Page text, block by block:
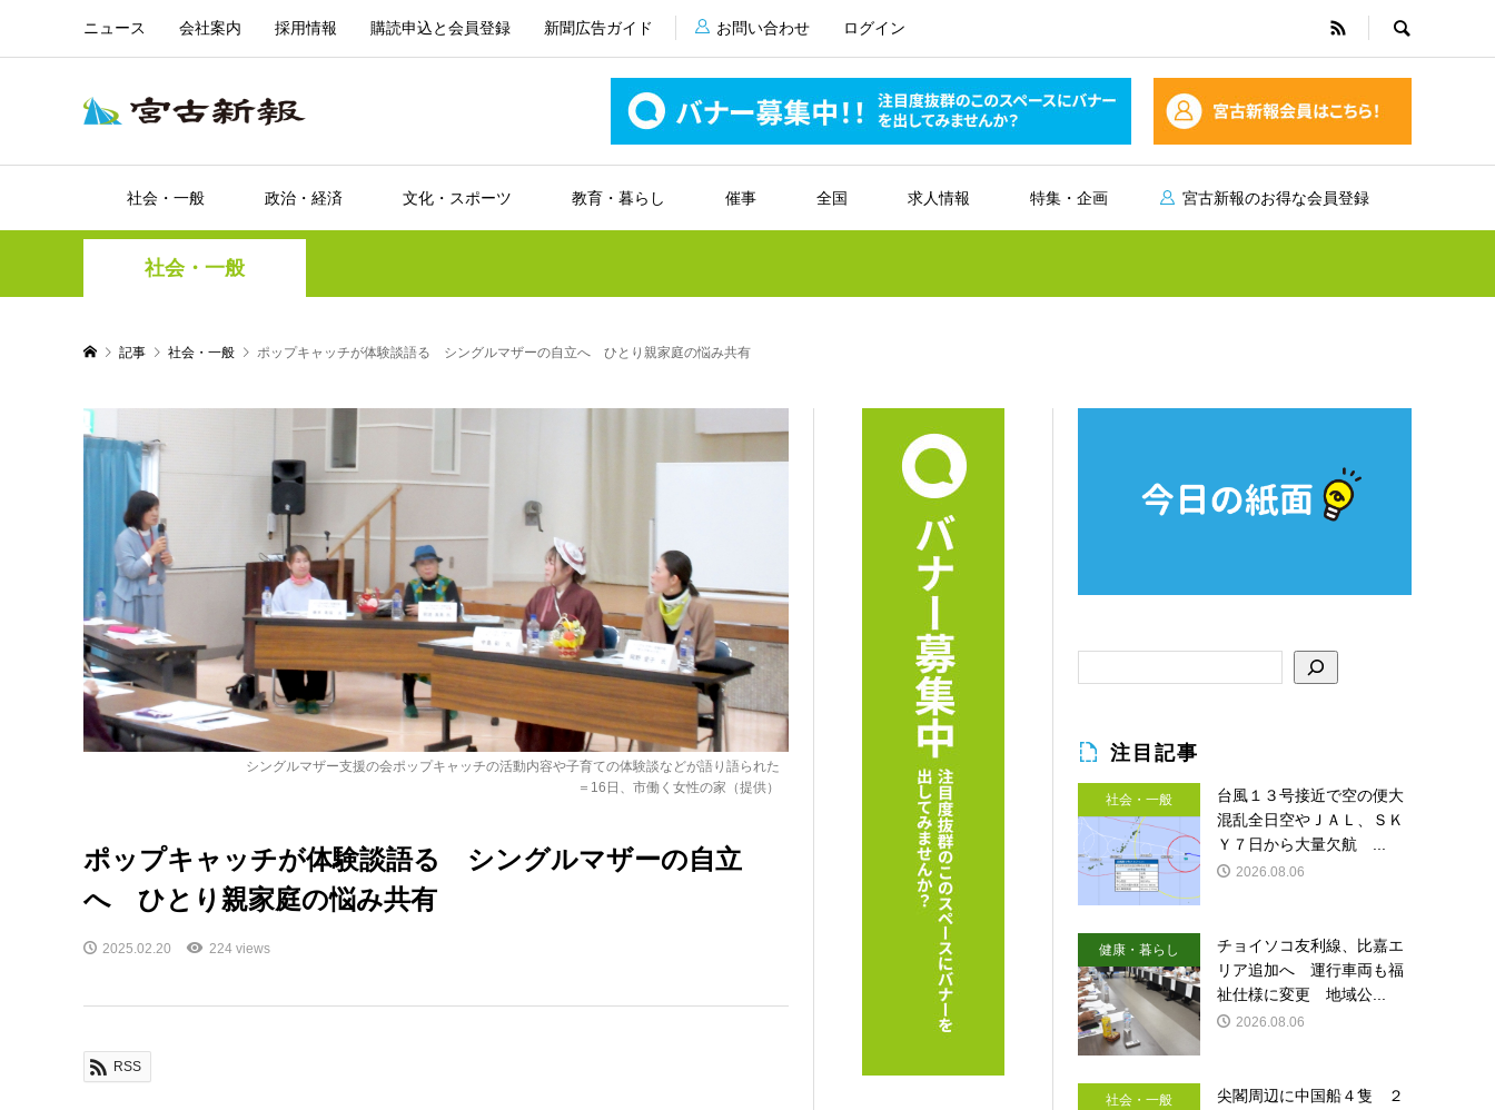
ニュース 会社案内 採用情報 購読申込と会員登録 新聞広告ガイド お問い合わせ ログイン
社会・一般 政治・経済 文化・スポーツ 教育・暮らし 催事 全国 求人情報 特集・企画 宮古新報のお得な会員登録
社会・一般
記事 社会・一般 ポップキャッチが体験談語る シングルマザーの自立へ ひとり親家庭の悩み共有
シングルマザー支援の会ポップキャッチの活動内容や子育ての体験談などが語り語られた
＝16日、市働く女性の家（提供）
ポップキャッチが体験談語る シングルマザーの自立
へ ひとり親家庭の悩み共有
2025.02.20 224 views
RSS
注目記事
社会・一般
台風１３号接近で空の便大
混乱全日空やＪＡＬ、ＳＫ
Ｙ７日から大量欠航 ...
2026.08.06
健康・暮らし
チョイソコ友利線、比嘉エ
リア追加へ 運行車両も福
祉仕様に変更 地域公...
2026.08.06
社会・一般
尖閣周辺に中国船４隻 ２